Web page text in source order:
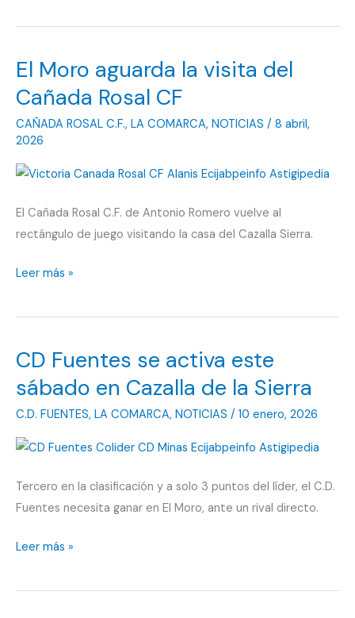
El Moro aguarda la visita del
Cañada Rosal CF
CAÑADA ROSAL C.F., LA COMARCA, NOTICIAS / 8 abril,
2026
El Cañada Rosal C.F. de Antonio Romero vuelve al
rectángulo de juego visitando la casa del Cazalla Sierra.
El
aguarda
visita
del
Rosal
CF
Leer más »
CD Fuentes se activa este
sábado en Cazalla de la Sierra
C.D. FUENTES, LA COMARCA, NOTICIAS / 10 enero, 2026
Tercero en la clasificación y a solo 3 puntos del líder, el C.D.
Fuentes necesita ganar en El Moro, ante un rival directo.
CD
se
Leer más »